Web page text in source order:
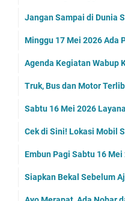
Jangan Sampai di Dunia
Minggu 17 Mei 2026 Ada
Agenda Kegiatan Wabup
Truk, Bus dan Motor
Sabtu 16 Mei 2026
Cek di Sini! Lokasi Mobil
Embun Pagi Sabtu 16
Siapkan Bekal Sebelum